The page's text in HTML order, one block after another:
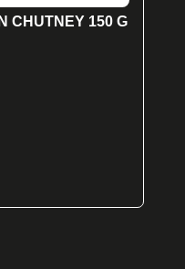
CHUTNEY 150 G